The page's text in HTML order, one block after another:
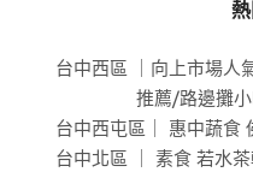
台中西區 ｜向上市場人
推薦/路邊攤
台中西屯區｜ 惠中蔬食
台中北區 ｜ 素食 若水